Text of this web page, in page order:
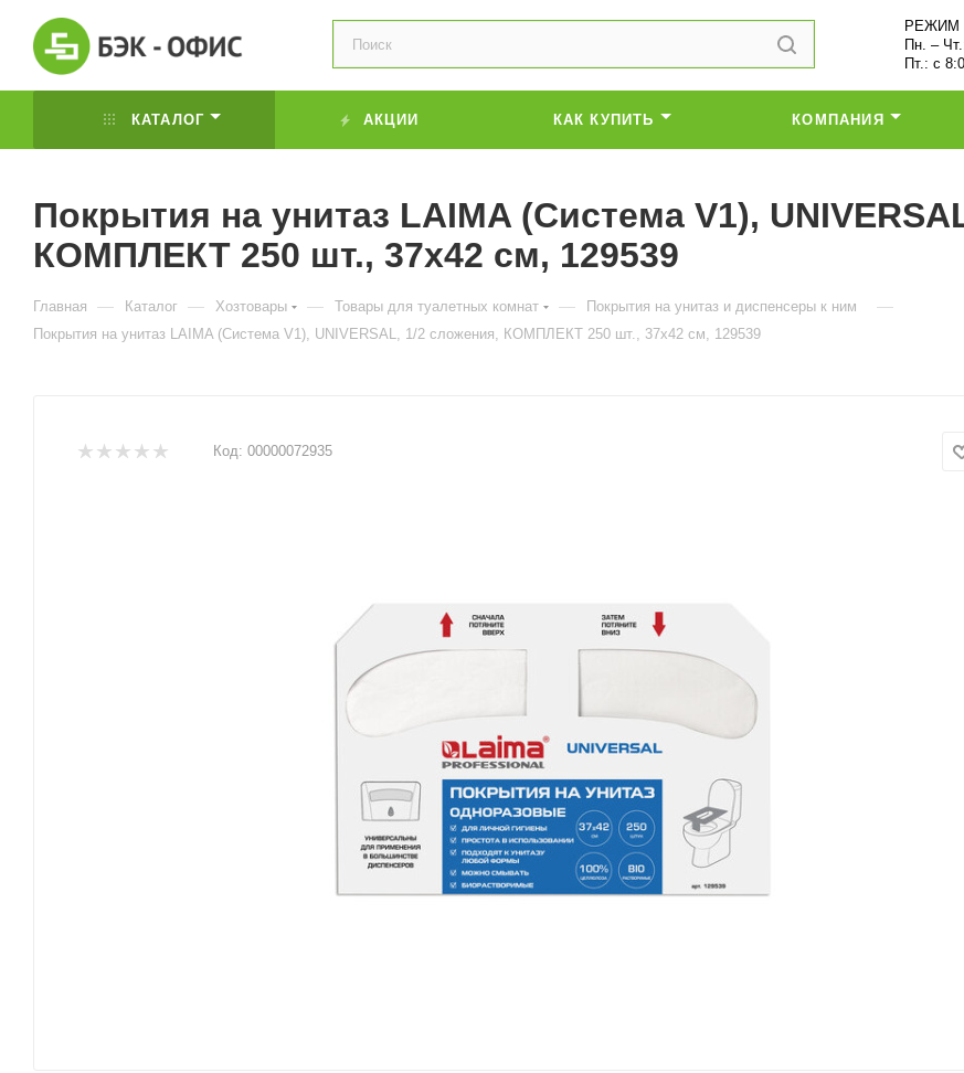
РЕЖИМ
Пн. –
Пт.: с
КАТАЛОГ АКЦИИ КАК КУПИТЬ КОМПАНИЯ
Покрытия на унитаз LAIMA (Система V1),
КОМПЛЕКТ 250 шт., 37х42 см, 129539
Главная — Каталог — Хозтовары — Товары для туалетных комнат — Покрытия на унитаз и диспенсеры к ним —
Покрытия на унитаз LAIMA (Система V1), UNIVERSAL, 1/2 сложения, КОМПЛЕКТ 250 шт., 37х42 см, 129539
Код: 00000072935